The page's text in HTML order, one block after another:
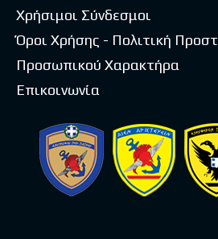
Χρήσιμοι Σύνδεσμοι
Όροι Χρήσης - Πολιτική
Προσωπικού Χαρακτήρα
Επικοινωνία